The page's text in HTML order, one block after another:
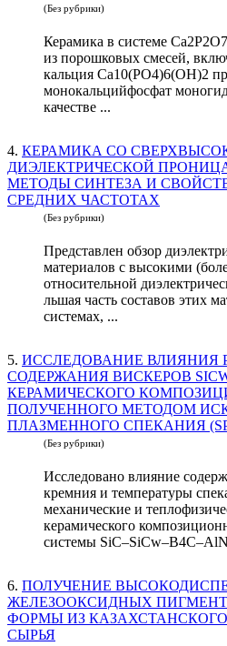
(Без рубрики)
Керамика в системе
из порошковых смесей,
кальция Са10(РО4)6(ОН)2
монокальцийфосфат
качестве ...
4. КЕРАМИКА СО
ДИЭЛЕКТРИЧЕСКОЙ
МЕТОДЫ СИНТЕЗА И
СРЕДНИХ ЧАСТОТАХ
(Без рубрики)
Представлен обзор
материалов с высокими
относительной
льшая часть составов этих
системах, ...
5. ИССЛЕДОВАНИЕ ВЛИЯНИЯ
СОДЕРЖАНИЯ ВИСКЕРОВ
КЕРАМИЧЕСКОГО КОМПОЗИЦИОННОГО МАТЕРИАЛА,
ПОЛУЧЕННОГО МЕТОДОМ
ПЛАЗМЕННОГО СПЕКАНИЯ
(Без рубрики)
Исследовано влияние
кремния и температуры
механические и
керамического
системы
6. ПОЛУЧЕНИЕ
ЖЕЛЕЗООКСИДНЫХ
ФОРМЫ ИЗ
СЫРЬЯ